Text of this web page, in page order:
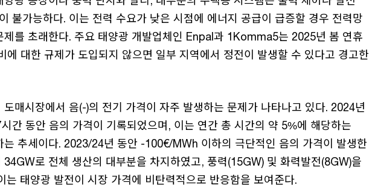
불가능하다. 이는 전력 수요가 낮은 시점에 에너지 공급이 급증할 경우 전력망
제를 초래한다. 주요 태양광 개발업체인 Enpal과 1Komma5는 2025년 봄 연휴
에 대한 규제가 도입되지 않으면 일부 지역에서 정전이 발생할 수 있다고 경고한
도매시장에서 음(-)의 전기 가격이 자주 발생하는 문제가 나타나고 있다. 2024년
간 동안 음의 가격이 기록되었으며, 이는 연간 총 시간의 약 5%에 해당하는
는 추세이다. 2023/24년 동안 -100€/MWh 이하의 극단적인 음의 가격이 발생한
34GW로 전체 생산의 대부분을 차지하였고, 풍력(15GW) 및 화력발전(8GW)을
는 태양광 발전이 시장 가격에 비탄력적으로 반응함을 보여준다.